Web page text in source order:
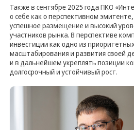
Также в сентябре 2025 года ПКО
о себе как о перспективном
успешное размещение и высокий
участников рынка. В перспективе
инвестиции как одно из
масштабирования и развития своей
и в дальнейшем укреплять позиции
долгосрочный и устойчивый рост.